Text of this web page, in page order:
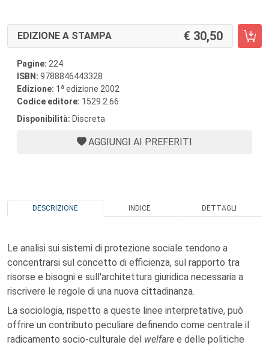
EDIZIONE A STAMPA 30,50
Pagine: 224
ISBN: 9788846443328
Edizione: 1 a edizione 2002
Codice editore: 1529.2.66
Disponibilità: Discreta
AGGIUNGI AI PREFERITI
DESCRIZIONE INDICE DETTAGLI
Le analisi sui sistemi di protezione sociale tendono a
concentrarsi sul concetto di efficienza, sul rapporto tra
risorse e bisogni e sull'architettura giuridica necessaria a
riscrivere le regole di una nuova cittadinanza.
La sociologia, rispetto a queste linee interpretative, può
offrire un contributo peculiare definendo come centrale il
radicamento socio-culturale del welfare e delle politiche